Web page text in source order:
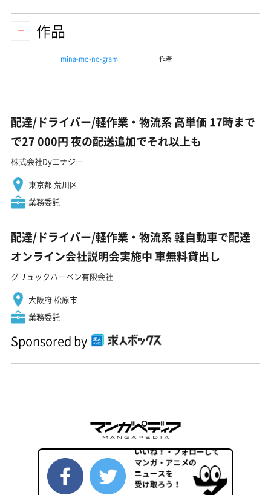
作品
mina-mo-no-gram 作者
配達/ドライバー/軽作業・物流系 高単価 17時まで
で27 000円 夜の配送追加でそれ以上も
株式会社Dyエナジー
東京都 荒川区
業務委託
配達/ドライバー/軽作業・物流系 軽自動車で配達
オンライン会社説明会実施中 車無料貸出し
グリュックハーベン有限会社
大阪府 松原市
業務委託
Sponsored by